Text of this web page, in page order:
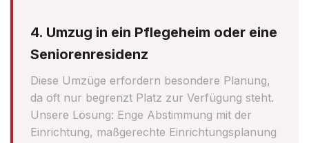
4. Umzug in ein Pflegeheim oder eine
Seniorenresidenz
Diese Umzüge erfordern besondere Planung,
da oft nur begrenzt Platz zur Verfügung steht.
Unsere Lösung: Enge Abstimmung mit der
Einrichtung, maßgerechte Einrichtungsplanung